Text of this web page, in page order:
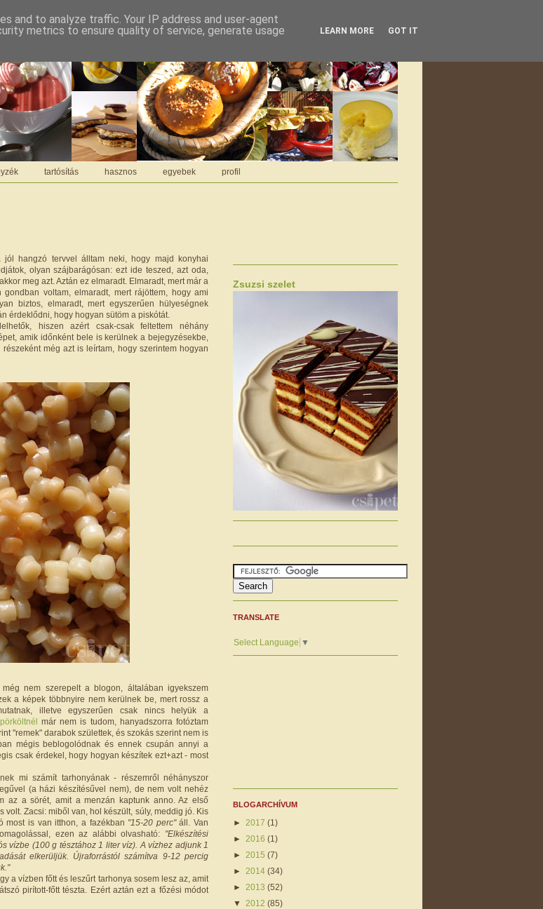
tartósítás hasznos egyebek profil
hangzó tervvel álltam neki, hogy majd konyhai
olyan szájbarágósan: ezt ide teszed, azt oda,
meg azt. Aztán ez elmaradt. Elmaradt, mert már a
gondban voltam, elmaradt, mert rájöttem, hogy ami
biztos, elmaradt, mert egyszerűen hülyeségnek
érdeklődni, hogy hogyan sütöm a piskótát.
hiszen azért csak-csak feltettem néhány
amik időnként bele is kerülnek a bejegyzésekbe,
még azt is leírtam, hogy szerintem hogyan
nem szerepelt a blogon, általában igyekszem
a képek többnyire nem kerülnek be, mert rossz a
illetve egyszerűen csak nincs helyük a
már nem is tudom, hanyadszorra fotóztam
"remek" darabok születtek, és szokás szerint nem is
mégis beblogolódnak és ennek csupán annyi a
csak érdekel, hogy hogyan készítek ezt+azt - most
mi számít tarhonyának - részemről néhányszor
(a házi készítésűvel nem), de nem volt nehéz
az a sörét, amit a menzán kaptunk anno. Az első
Zacsi: miből van, hol készült, súly, meddig jó. Kis
most is van itthon, a fazékban "15-20 perc"áll. Van
ezen az alábbi olvasható: "Elkészítési
vízbe (100 g tésztához 1 liter víz). A vízhez adjunk 1
elkerüljük. Újraforrástól számítva 9-12 percig
a vízben főtt és leszűrt tarhonya sosem lesz az, amit
pirított-főtt tészta. Ezért aztán ezt a főzési módot
Zsuzsi szelet
TRANSLATE
Select Language ▼
BLOGARCHÍVUM
► 2017 (1)
► 2016 (1)
► 2015 (7)
► 2014 (34)
► 2013 (52)
▼ 2012 (85)
and to analyze traffic. Your IP address and user-agent
metrics to ensure quality of service, generate usage
LEARN MORE GOT IT